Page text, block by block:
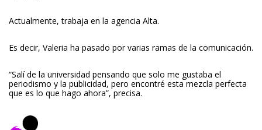
Actualmente, trabaja en la agencia Alta.
Es decir, Valeria ha pasado por varias ramas de la comunicación.
“Salí de la universidad pensando que solo me gustaba el
periodismo y la publicidad, pero encontré esta mezcla perfecta
que es lo que hago ahora”, precisa.